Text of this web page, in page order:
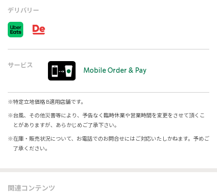
デリバリー
サービス
Mobile Order & Pay
※特定立地価格 B適用店舗です。
※台風、その他災害等により、予告なく臨時休業や営業時間を変更をさせて頂くこ
とがありますが、あらかじめご了承下さい。
※在庫・販売状況について、お電話でのお問合せにはご対応いたしかねます。予めご
了承ください。
関連コンテンツ